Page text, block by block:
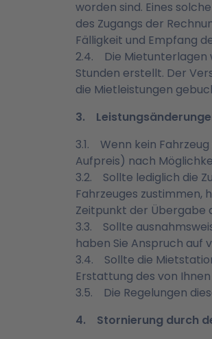
worden sind. Eines
des Zugangs der
Fälligkeit und Empfang
2.4. Die Mietunterlagen
Stunden erstellt. Der
die Mietleistungen
3.
3.1. Wenn kein
Aufpreis) nach
3.2. Sollte lediglich die
Fahrzeuges zustimmen,
Zeitpunkt der Übergabe
3.3. Sollte
haben Sie Anspruch auf
3.4. Sollte die
Erstattung des von
3.5. Die Regelungen
4. Stornierung durch